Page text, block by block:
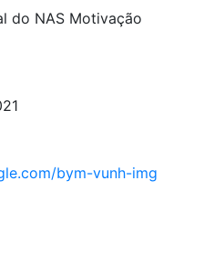
do NAS Motivação
bym-vunh-img